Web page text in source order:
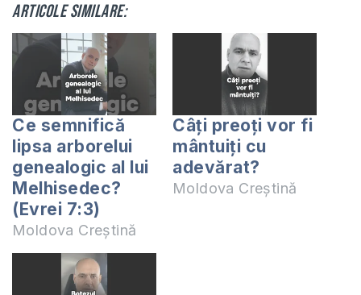
Articole similare:
Ce semnifică
lipsa arborelui
genealogic al lui
Melhisedec?
(Evrei 7:3)
Moldova Creștină
Câți preoți vor fi
mântuiți cu
adevărat?
Moldova Creștină